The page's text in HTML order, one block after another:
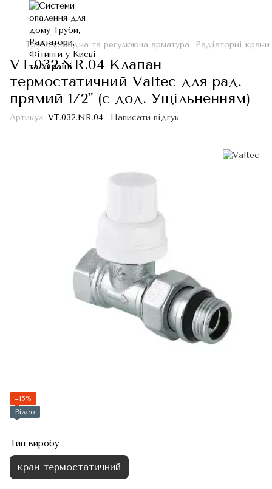
Трубопровідна та регулююча арматура Радіаторні крани
VT.032.NR.04 Клапан
термостатичний Valtec для рад.
прямий 1/2" (с дод. Ущільненням)
Артикул: VT.032.NR.04 Написати відгук
−15%
Відео
Тип виробу
кран термостатичний